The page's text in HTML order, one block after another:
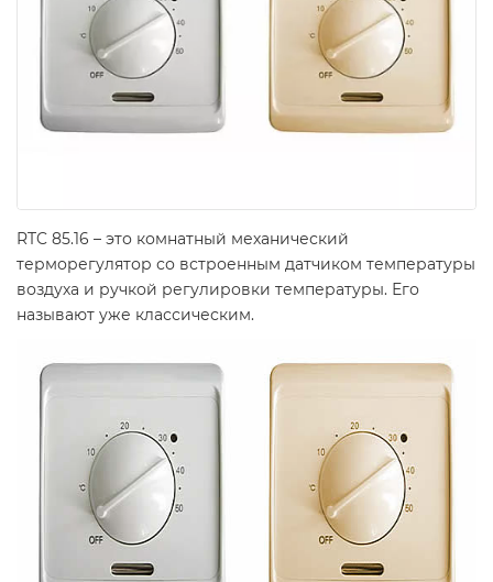
RTC 85.16 – это комнатный механический
терморегулятор со встроенным датчиком температуры
воздуха и ручкой регулировки температуры. Его
называют уже классическим.